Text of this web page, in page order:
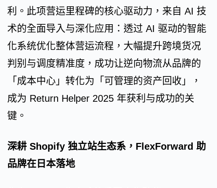
利。此项营运里程碑的核心驱动力，来自 AI 技
术的全面导入与深化应用：透过 AI 驱动的智能
化系统优化整体营运流程，大幅提升跨境货况
判别与调度精准度，成功让逆向物流从品牌的
「成本中心」转化为「可管理的资产回收」，
成为 Return Helper 2025 年获利与成功的关
键。
深耕 Shopify 独立站生态系，FlexForward 助
品牌在日本落地